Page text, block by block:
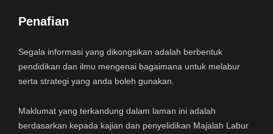
Penafian
Segala informasi yang dikongsikan adalah berbentuk
pendidikan dan ilmu mengenai bagaimana untuk melabur
serta strategi yang anda boleh gunakan.
Maklumat yang terkandung dalam laman ini adalah
berdasarkan kepada kajian dan penyelidikan Majalah Labur